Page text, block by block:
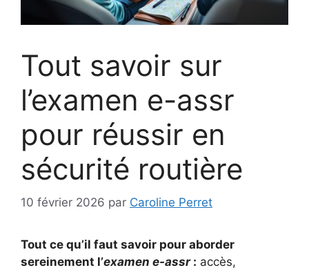
Tout savoir sur
l’examen e-assr
pour réussir en
sécurité routière
10 février 2026 par Caroline Perret
Tout ce qu’il faut savoir pour aborder
sereinement l’examen e-assr: accès,